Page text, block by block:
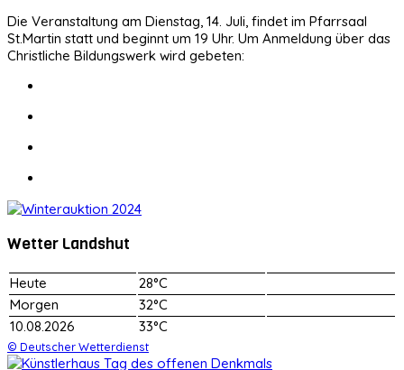
Die Veranstaltung am Dienstag, 14. Juli, findet im Pfarrsaal
St.Martin statt und beginnt um 19 Uhr. Um Anmeldung über das
Christliche Bildungswerk wird gebeten:
Wetter Landshut
Heute
28°C
Morgen
32°C
10.08.2026
33°C
© Deutscher Wetterdienst